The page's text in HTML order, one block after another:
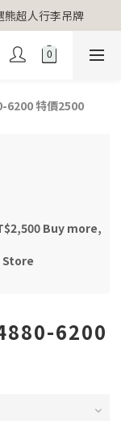
熊超人行李吊牌
熊超人行李吊牌
價680元
熊超人行李吊牌
6200 特價2500
Buy more,
Store
6200